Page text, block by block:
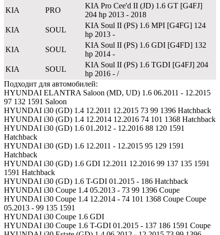
KIA
PRO
KIA Pro Cee'd II (JD) 1.6 GT [G4FJ]
204 hp 2013 - 2018
KIA
SOUL
KIA Soul II (PS) 1.6 MPI [G4FG] 124
hp 2013 -
KIA
SOUL
KIA Soul II (PS) 1.6 GDI [G4FD] 132
hp 2014 -
KIA
SOUL
KIA Soul II (PS) 1.6 TGDI [G4FJ] 204
hp 2016 - /
Подходит для автомобилей:
HYUNDAI ELANTRA Saloon (MD, UD) 1.6 06.2011 - 12.2015
97 132 1591 Saloon
HYUNDAI i30 (GD) 1.4 12.2011 12.2015 73 99 1396 Hatchback
HYUNDAI i30 (GD) 1.4 12.2014 12.2016 74 101 1368 Hatchback
HYUNDAI i30 (GD) 1.6 01.2012 - 12.2016 88 120 1591
Hatchback
HYUNDAI i30 (GD) 1.6 12.2011 - 12.2015 95 129 1591
Hatchback
HYUNDAI i30 (GD) 1.6 GDI 12.2011 12.2016 99 137 135 1591
1591 Hatchback
HYUNDAI i30 (GD) 1.6 T-GDI 01.2015 - 186 Hatchback
HYUNDAI i30 Coupe 1.4 05.2013 - 73 99 1396 Coupe
HYUNDAI i30 Coupe 1.4 12.2014 - 74 101 1368 Coupe Coupe
05.2013 - 99 135 1591
HYUNDAI i30 Coupe 1.6 GDI
HYUNDAI i30 Coupe 1.6 T-GDI 01.2015 - 137 186 1591 Coupe